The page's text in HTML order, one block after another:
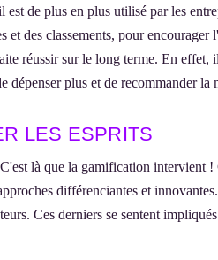
de plus en plus utilisé par les
des classements, pour
réussir sur le long terme. En
plus et de recommander la
LES ESPRITS
là que la gamification intervient !
différenciantes et
Ces derniers se sentent